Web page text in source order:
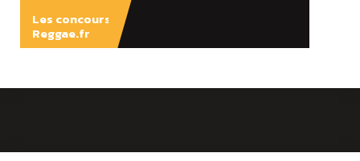
Les concours
Reggae.fr